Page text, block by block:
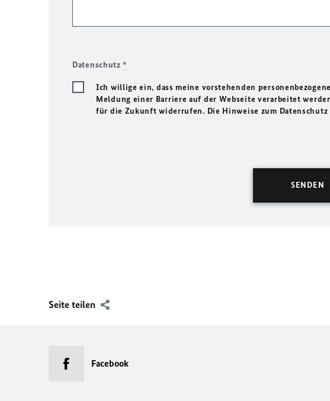
Datenschutz*
Ich willige ein, dass meine vorstehenden
Meldung einer Barriere auf der Webseite verarbeitet
für die Zukunft widerrufen. Die Hinweise zum Datenschutz
Seite teilen
Facebook